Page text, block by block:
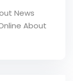
News
About